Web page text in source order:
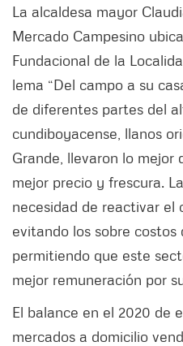
La alcaldesa mayor
Mercado Campesino
Fundacional de la
lema “Del campo a su
de diferentes partes del
cundiboyacense, llanos
Grande, llevaron lo mejor
mejor precio y frescura.
necesidad de reactivar el
evitando los sobre
permitiendo que este
mejor remuneración por
El balance en el 2020 de
mercados a domicilio